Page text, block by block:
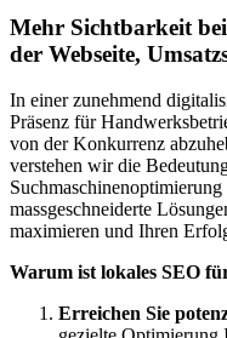
Mehr Sichtbarkeit
der Webseite,
In einer zunehmend
Präsenz für
von der Konkurrenz
verstehen wir die
massgeschneiderte
maximieren und Ihren
Warum ist lokales SEO
Erreichen Sie